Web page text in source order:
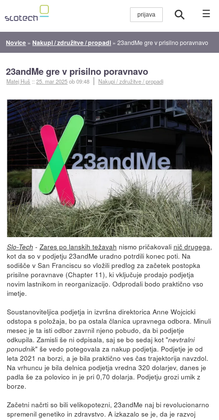
☰
Novice » Nakupi / združitve / propadi »23andMe gre v prisilno poravnavo
23andMe gre v prisilno poravnavo
Matej Huš ::25. mar 2025ob 09:48 Nakupi / združitve / propadi
Slo-Tech - Zares po lanskih težavah nismo pričakovali nič drugega,
kot da so v podjetju 23andMe uradno potrdili konec poti. Na
sodišče v San Franciscu so vložili predlog za začetek postopka
prisilne poravnave (Chapter 11), ki vključuje prodajo podjetja
novim lastnikom in reorganizacijo. Odprodali bodo praktično vso
imetje.
Soustanoviteljica podjetja in izvršna direktorica Anne Wojcicki
odstopa s položaja, bo pa ostala članica upravnega odbora. Minuli
mesec je ta isti odbor zavrnil njeno pobudo, da bi podjetje
odkupila. Zamisli še ni odpisala, saj se bo sedaj kot "nevtralni
ponudnik" še vedo potegovala za nakup podjetja. Podjetje je od
leta 2021 na borzi, a je bila praktično ves čas trajektorija navzdol.
Na vrhuncu je bila delnica podjetja vredna 320 dolarjev, danes je
padla še za polovico in je pri 0,70 dolarja. Podjetju grozi umik z
borze.
Začetni načrti so bili velikopotezni, 23andMe naj bi revolucionarno
spremenil genetiko in zdravstvo. A izkazalo se je, da je razvoj